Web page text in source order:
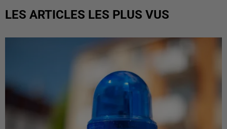
LES ARTICLES LES PLUS VUS